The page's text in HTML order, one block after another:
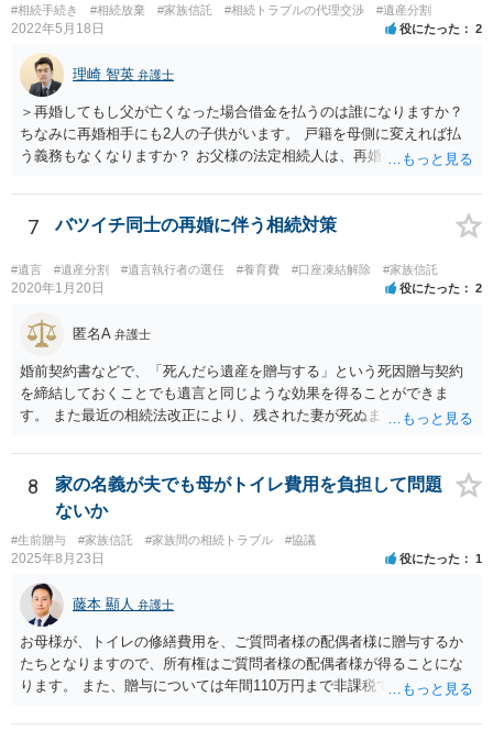
#相続手続き #相続放棄 #家族信託 #相続トラブルの代理交渉 #遺産分割
2022年5月18日 役にたった 2
理崎 智英 弁護士
＞再婚してもし父が亡くなった場合借金を払うのは誰になりますか？
ちなみに再婚相手にも2人の子供がいます。 戸籍を母側に変えれば払
う義務もなくなりますか？ お父様の法定相続人は、再婚相手とご相談
戸籍がどこにあるのかは関係ありません。 ただし、お父様が亡くなっ
たことを知ってから３か月以内に家庭裁判所にて「相続放棄」の手続
7 バツイチ同士の再婚に伴う相続対策
#遺言 #遺産分割 #遺言執行者の選任 #養育費 #口座凍結解除 #家族信託
2020年1月20日 役にたった 2
匿名A 弁護士
婚前契約書などで、「死んだら遺産を贈与する」という死因贈与契約
を締結しておくことでも遺言と同じような効果を得ることができま
す。 また最近の相続法改正により、残された妻が死ぬまで家に住み続
で、その制度を活用する方法も考えられます。 もし契約書の作成まで
視野に入れておられる場合は、お近くの弁護士、できれば相続に強い
弁護士にご相談なさるとよいでしょう。
8
家の名義が夫でも母がトイレ費用を負担して問題
ないか
#生前贈与 #家族信託 #家族間の相続トラブル #協議
2025年8月23日 役にたった 1
藤本 顯人 弁護士
お母様が、トイレの修繕費用を、ご質問者様の配偶者様に贈与するか
たちとなりますので、所有権はご質問者様の配偶者様が得ることにな
ります。 また、贈与については年間110万円まで非課税であり、トイ